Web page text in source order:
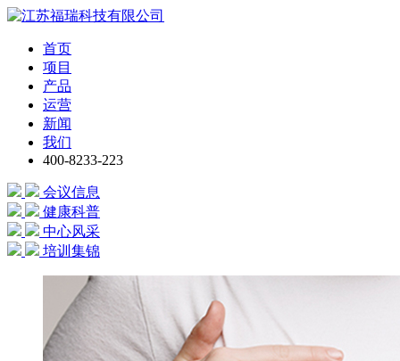
首页
项目
产品
运营
新闻
我们
400-8233-223
会议信息
健康科普
中心风采
培训集锦